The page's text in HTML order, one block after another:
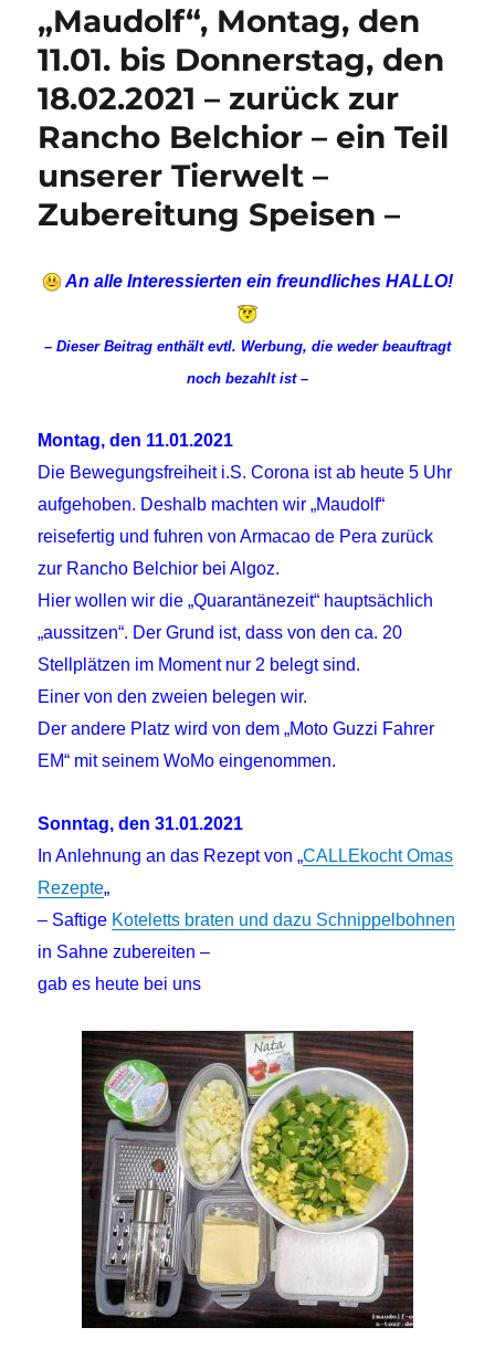
„Maudolf“, Montag, den
11.01. bis Donnerstag, den
18.02.2021 – zurück zur
Rancho Belchior – ein Teil
unserer Tierwelt –
Zubereitung Speisen –
An alle Interessierten ein freundliches HALLO!
– Dieser Beitrag enthält evtl. Werbung, die weder beauftragt
noch bezahlt ist –
Montag, den 11.01.2021
Die Bewegungsfreiheit i.S. Corona ist ab heute 5 Uhr
aufgehoben. Deshalb machten wir „Maudolf“
reisefertig und fuhren von Armacao de Pera zurück
zur Rancho Belchior bei Algoz.
Hier wollen wir die „Quarantänezeit“ hauptsächlich
„aussitzen“. Der Grund ist, dass von den ca. 20
Stellplätzen im Moment nur 2 belegt sind.
Einer von den zweien belegen wir.
Der andere Platz wird von dem „Moto Guzzi Fahrer
EM“ mit seinem WoMo eingenommen.
Sonntag, den 31.01.2021
In Anlehnung an das Rezept von „CALLEkocht Omas
Rezepte„
– Saftige Koteletts braten und dazu Schnippelbohnen
in Sahne zubereiten –
gab es heute bei uns